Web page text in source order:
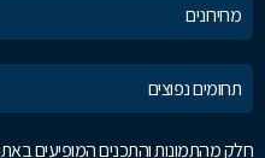
מחירונים
תחומים נפוצים
חלק מהתמונות והתכנים המופיעים